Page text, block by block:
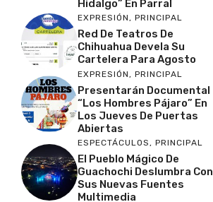
Hidalgo” En Parral
EXPRESIÓN, PRINCIPAL
Red De Teatros De
Chihuahua Devela Su
Cartelera Para Agosto
EXPRESIÓN , PRINCIPAL
Presentarán Documental
“Los Hombres Pájaro” En
Los Jueves De Puertas
Abiertas
ESPECTÁCULOS , PRINCIPAL
El Pueblo Mágico De
Guachochi Deslumbra Con
Sus Nuevas Fuentes
Multimedia